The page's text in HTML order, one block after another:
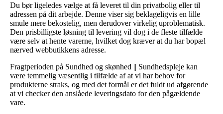
Du bør ligeledes vælge at få leveret til din privatbolig eller til
adressen på dit arbejde. Denne viser sig beklageligvis en lille
smule mere bekostelig, men derudover virkelig uproblematisk.
Den prisbilligste løsning til levering vil dog i de fleste tilfælde
være selv at hente varerne, hvilket dog kræver at du har bopæl
nærved webbutikkens adresse.
Fragtperioden på Sundhed og skønhed || Sundhedspleje kan
være temmelig væsentlig i tilfælde af at vi har behov for
produkterne straks, og med det formål er det fuldt ud afgørende
at vi checker den anslåede leveringsdato for den pågældende
vare.